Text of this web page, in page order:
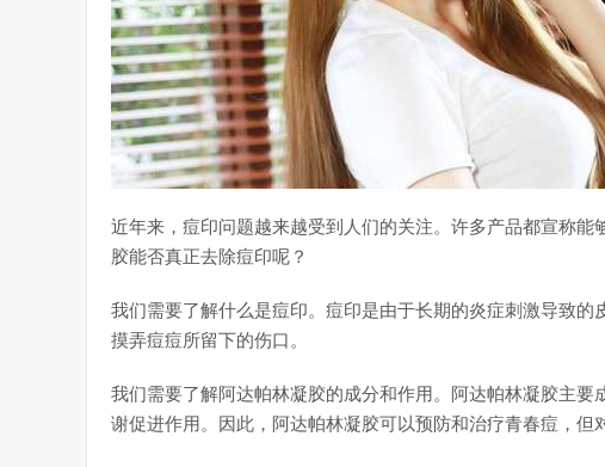
近年来，痘印问题越来越受到人们的关注。许多产品都宣称
胶能否真正去除痘印呢？
我们需要了解什么是痘印。痘印是由于长期的炎症刺激导致的
摸弄痘痘所留下的伤口。
我们需要了解阿达帕林凝胶的成分和作用。阿达帕林凝胶主
谢促进作用。因此，阿达帕林凝胶可以预防和治疗青春痘，但